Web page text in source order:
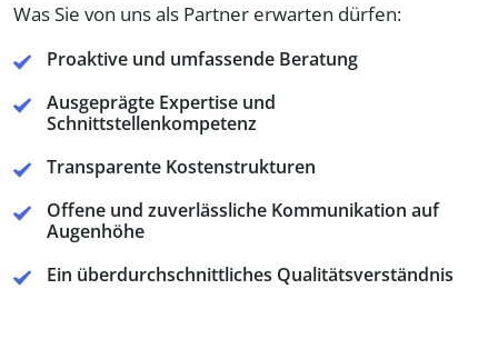
Was Sie von uns als Partner erwarten dürfen:
Proaktive und umfassende Beratung
Ausgeprägte Expertise und
Schnittstellenkompetenz
Transparente Kostenstrukturen
Offene und zuverlässliche Kommunikation auf
Augenhöhe
Ein überdurchschnittliches Qualitätsverständnis